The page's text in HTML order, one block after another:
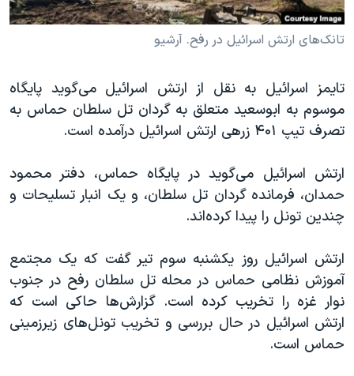
علم و فناوری
اسرائیل در جنگ
آرشیو پخش زنده
رمز مهسا
ورزش زنان در ایران
مجموعه مستندهای دادخواهی
تریبونال مردمی آبان ۹۸
چهل سال گروگان‌گیری
قانون شفافیت دارائی کادر رهبری ایران
اسرائیل در جنگ
نرگس محمدی برنده جایزه نوبل صلح
همایش محافظه‌کاران آمریکا «سی‌پک»
صفحه‌های ویژه
زبانهای مختلف
تانک‌های ارتش اسرائیل در رفح. آرشیو
تایمز اسرائیل به نقل از ارتش اسرائیل می‌گوید پایگاه
موسوم به ابوسعید متعلق به گردان تل سلطان حماس به
تصرف تیپ ۴۰۱ زرهی ارتش اسرائیل درآمده است.
ارتش اسرائیل می‌گوید در پایگاه حماس، دفتر محمود
حمدان، فرمانده گردان تل سلطان، و یک انبار تسلیحات و
چندین تونل را پیدا کرده‌اند.
ارتش اسرائیل روز یکشنبه سوم تیر گفت که یک مجتمع
آموزش نظامی حماس در محله تل سلطان رفح در جنوب
نوار غزه را تخریب کرده است. گزارش‌ها حاکی است که
ارتش اسرائیل در حال بررسی و تخریب تونل‌های زیرزمینی
حماس است.